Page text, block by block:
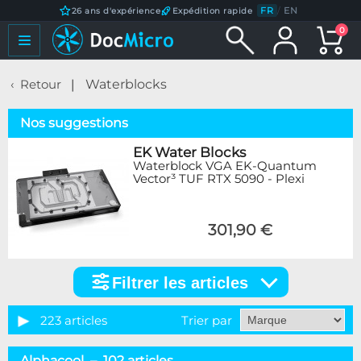
26 ans d'expérience Expédition rapide FR / EN
0
Retour Waterblocks
Nos suggestions
EK Water Blocks
Waterblock VGA EK-Quantum
Vector³ TUF RTX 5090 - Plexi
301,90 €
articles
Catégorie
Filtrer les articles
223 articles Trier par